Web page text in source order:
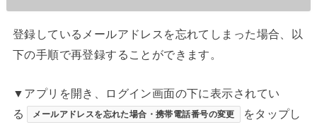
登録しているメールアドレスを忘れてしまった場合、以
下の手順で再登録することができます。
▼アプリを開き、ログイン画面の下に表示されてい
る
メールアドレスを忘れた場合・携帯電話番号の変更
をタップし